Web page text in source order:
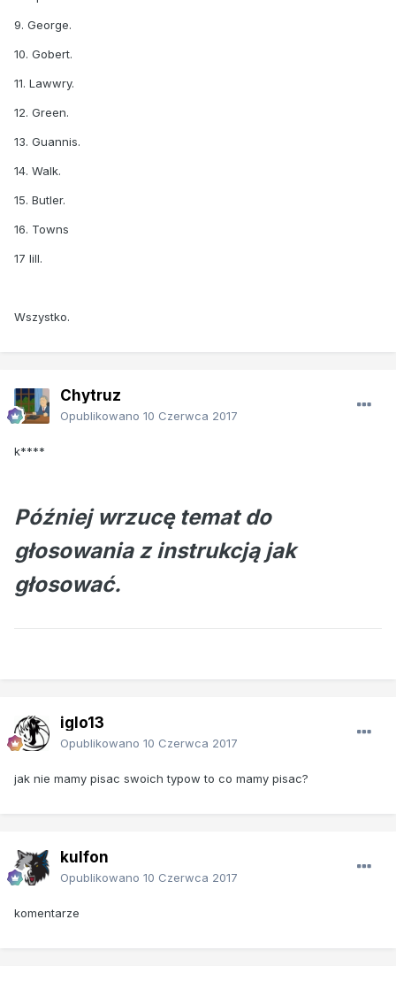
9. George.
10. Gobert.
11. Lawwry.
12. Green.
13. Guannis.
14. Walk.
15. Butler.
16. Towns
17 lill.
Wszystko.
Chytruz
Opublikowano 10 Czerwca 2017
k****
Później wrzucę temat do
głosowania z instrukcją jak
głosować.
iglo13
Opublikowano 10 Czerwca 2017
jak nie mamy pisac swoich typow to co mamy pisac?
kulfon
Opublikowano 10 Czerwca 2017
komentarze